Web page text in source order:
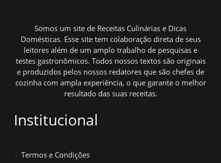
Somos um site de Receitas Culinárias e Dicas
Domésticas. Esse site tem colaboração direta de seus
leitores além de um amplo trabalho de pesquisas e
testes gastronômicos. Todos nossos textos são originais
e produzidos pelos nossos redatores que são chefes de
cozinha com ampla experiência, o que garante o melhor
resultado das suas receitas.
Institucional
Termos e Condições